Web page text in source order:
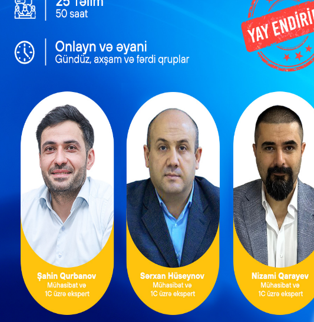
və ya elektron formada keçirilməsi artıq tenderi həyata keçirən, elan edən
qaydada yerinə yetirlir və deyərdim ki, şəffaflıq üçün bu daha düzgün
(podratçılar) hansı sənədləri təqdim etməlidirlər?
malgöndərən (podratçı) satınalan təşkilata aşağıdakı sənədləri təqdim
edən bank sənədi (elektron satınalmaya uyğun olaraq keçirilən satınalmalar
olunan sənədlər.
sənədlər dedikdə aşağıdakılar nəzərdə tutulur:
hüquqi statusu, qeydiyyatdan keçdiyi ölkə və rekvizitləri;